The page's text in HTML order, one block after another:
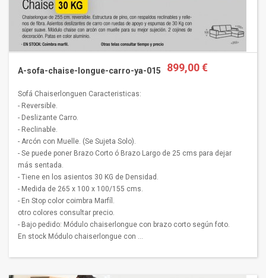
A-sofa-chaise-longue-carro-ya-015 899,00 €
Sofá Chaiserlonguen Caracteristicas:
- Reversible.
- Deslizante Carro.
- Reclinable.
- Arcón con Muelle. (Se Sujeta Solo).
- Se puede poner Brazo Corto ó Brazo Largo de 25 cms para dejar
más sentada.
- Tiene en los asientos 30 KG de Densidad.
- Medida de 265 x 100 x 100/155 cms.
- En Stop color coimbra Marfíl.
otro colores consultar precio.
- Bajo pedido: Módulo chaiserlongue con brazo corto según foto.
En stock Módulo chaiserlongue con ...